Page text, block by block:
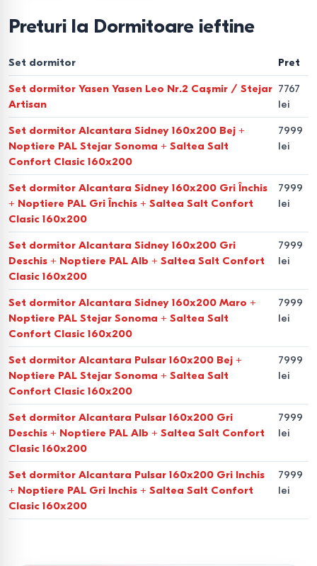
Paturile.Elementul central. Sunt disponibile modele cu
(piele eco, velur). Dimensiuni populare: 160x200 cm,
140x200 cm și 180x200 cm.
Sistemele de depozitare. Dulapuri-cupe încăpătoare,
dulapuri de colț, comode și noptiere.
Module suplimentare.Mese de toaletă cu oglinzi, pufuri
și rafturi de perete pentru decor.
Aspecte tehnice — materiale
și calitate
Confortetc.), bazându-ne pe calitatea materialelor
utilizate:
PAL.O alegere practică și accesibilă pentru majoritatea
seturilor de dormitor.
MDF.Rezistență ridicată la uzură și umiditate, oferind
posibilitatea de frezare a formelor complexe.
care apreciază durabilitatea și ecologia.
Finisaje.Învelișuri mate și lucioase, nuanțe populare
De ce să alegeți achiziția unui
Preturi la Dormitoare ieftine
Set dormitor Pret
Set dormitor Yasen Yasen Leo Nr.2 Cașmir / Stejar
Artisan
7767
lei
Set dormitor Alcantara Sidney 160x200 Bej +
Noptiere PAL Stejar Sonoma + Saltea Salt
Confort Clasic 160x200
7999
lei
Set dormitor Alcantara Sidney 160x200 Gri Închis
+ Noptiere PAL Gri Închis + Saltea Salt Confort
Clasic 160x200
7999
lei
Set dormitor Alcantara Sidney 160x200 Gri
Deschis + Noptiere PAL Alb + Saltea Salt Confort
Clasic 160x200
7999
lei
Set dormitor Alcantara Sidney 160x200 Maro +
Noptiere PAL Stejar Sonoma + Saltea Salt
Confort Clasic 160x200
7999
lei
Set dormitor Alcantara Pulsar 160x200 Bej +
Noptiere PAL Stejar Sonoma + Saltea Salt
Confort Clasic 160x200
7999
lei
Set dormitor Alcantara Pulsar 160x200 Gri
Deschis + Noptiere PAL Alb + Saltea Salt Confort
Clasic 160x200
7999
lei
Set dormitor Alcantara Pulsar 160x200 Gri Inchis
+ Noptiere PAL Gri Inchis + Saltea Salt Confort
Clasic 160x200
7999
lei